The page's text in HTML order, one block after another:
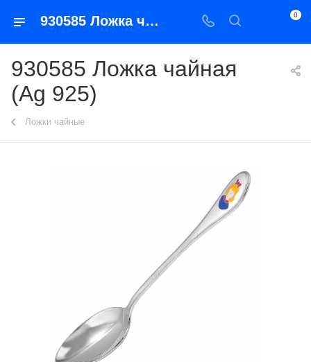
930585 Ложка чайная (Ag 925) 0
930585 Ложка чайная
(Ag 925)
Ложки чайные